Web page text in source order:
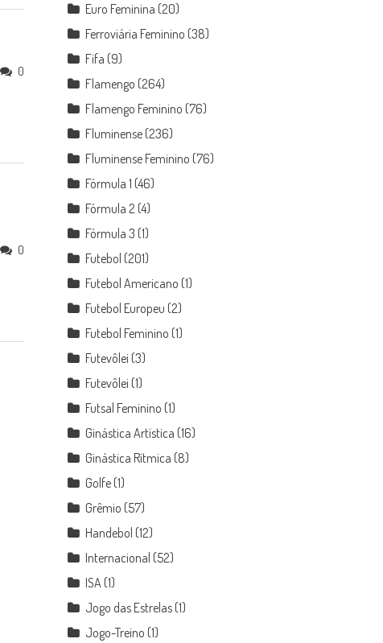
0
0
Euro Feminina (20)
Ferroviária Feminino (38)
Fifa (9)
Flamengo (264)
Flamengo Feminino (76)
Fluminense (236)
Fluminense Feminino (76)
Fórmula 1 (46)
Fórmula 2 (4)
Fórmula 3 (1)
Futebol (201)
Futebol Americano (1)
Futebol Europeu (2)
Futebol Feminino (1)
Futevôlei (3)
Futevôlei (1)
Futsal Feminino (1)
Ginástica Artística (16)
Ginástica Rítmica (8)
Golfe (1)
Grêmio (57)
Handebol (12)
Internacional (52)
ISA (1)
Jogo das Estrelas (1)
Jogo-Treino (1)